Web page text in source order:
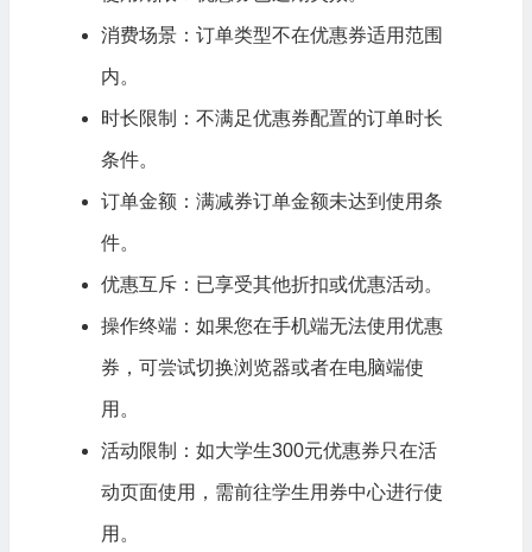
消费场景：订单类型不在优惠券适用范围
内。
时长限制：不满足优惠券配置的订单时长
条件。
订单金额：满减券订单金额未达到使用条
件。
优惠互斥：已享受其他折扣或优惠活动。
操作终端：如果您在手机端无法使用优惠
券，可尝试切换浏览器或者在电脑端使
用。
活动限制：如大学生300元优惠券只在活
动页面使用，需前往学生用券中心进行使
用。